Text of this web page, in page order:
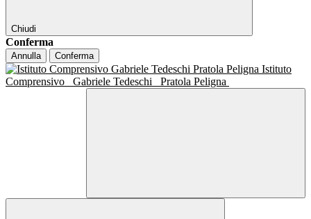
Chiudi
Conferma
Annulla Conferma
Istituto
Comprensivo
Gabriele Tedeschi Pratola Peligna